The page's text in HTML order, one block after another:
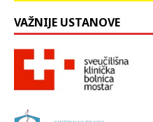
VAŽNIJE USTANOVE